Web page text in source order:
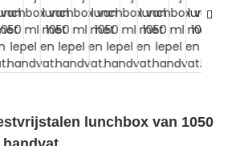
lunchbox van 1050